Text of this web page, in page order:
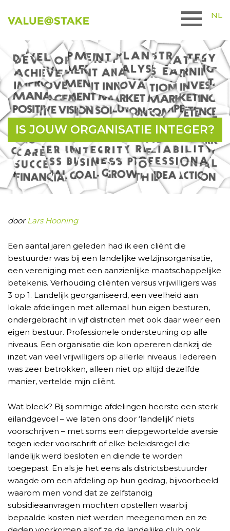
NL
IS JOUW ORGANISATIE INTEGER?
doorLars Hooning
Een aantal jaren geleden had ik een cliënt die
bestuurder was bij een landelijke welzijnsorganisatie,
een vereniging met een aanzienlijke maatschappelijke
betekenis. Verhouding cliënten versus vrijwilligers was
3 op 1. Landelijk georganiseerd, een veelheid aan
lokale afdelingen met allemaal hun eigen besturen,
ondergebracht in vijf districten met ook daar weer een
eigen bestuur. Professionele ondersteuning op alle
niveaus. Een organisatie die kon opereren dankzij de
inzet van veel vrijwilligers op allerlei niveaus. Iedereen
was zeer betrokken, alleen niet op altijd dezelfde
manier, vertelde mijn cliënt.
Wat bleek? Bij sommige afdelingen heerste een sterk
eilandgevoel – we laten ons door ‘landelijk’ niets
voorschrijven – met soms een diepgewortelde aversie
tegen ieder voorschrift of elke beleidsregel die
landelijk werd besloten en diende te worden
toegepast. En als je het eens als districtsbestuurder
waagde om een afdeling op hun gedrag, bijvoorbeeld
waarom men vond dat ze zelfstandig
subsidieaanvragen mochten opstellen waarbij
bepaalde kosten niet werden meegenomen en ze